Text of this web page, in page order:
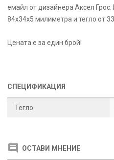
емайл от дизайнера Аксел
84х34х5 милиметра и тегло от
Цената е за един брой!
СПЕЦИФИКАЦИЯ
Тегло
ОСТАВИ МНЕНИЕ